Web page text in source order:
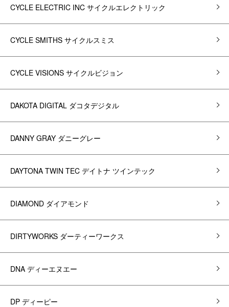
CYCLE ELECTRIC INC サイクルエレクトリック
CYCLE SMITHS サイクルスミス
CYCLE VISIONS サイクルビジョン
DAKOTA DIGITAL ダコタデジタル
DANNY GRAY ダニーグレー
DAYTONA TWIN TEC デイトナ ツインテック
DIAMOND ダイアモンド
DIRTYWORKS ダーティーワークス
DNA ディーエヌエー
DP ディーピー